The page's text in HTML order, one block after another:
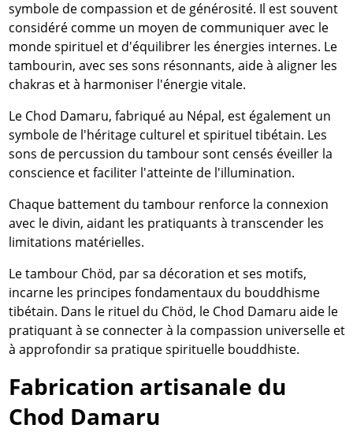
symbole de compassion et de générosité. Il est souvent
considéré comme un moyen de communiquer avec le
monde spirituel et d'équilibrer les énergies internes. Le
tambourin, avec ses sons résonnants, aide à aligner les
chakras et à harmoniser l'énergie vitale.
Le Chod Damaru, fabriqué au Népal, est également un
symbole de l'héritage culturel et spirituel tibétain. Les
sons de percussion du tambour sont censés éveiller la
conscience et faciliter l'atteinte de l'illumination.
Chaque battement du tambour renforce la connexion
avec le divin, aidant les pratiquants à transcender les
limitations matérielles.
Le tambour Chöd, par sa décoration et ses motifs,
incarne les principes fondamentaux du bouddhisme
tibétain. Dans le rituel du Chöd, le Chod Damaru aide le
pratiquant à se connecter à la compassion universelle et
à approfondir sa pratique spirituelle bouddhiste.
Fabrication artisanale du
Chod Damaru